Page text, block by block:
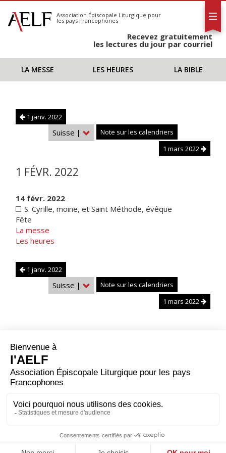
S'abonner
Calendrier
Association Épiscopale Liturgique pour
les pays Francophones
Recevez gratuitement
les lectures du jour par courriel
LA MESSE LES HEURES LA BIBLE
1 janv. 2022
Suisse |
Note sur les calendriers
1 mars 2022
1 FÉVR. 2022
14 févr. 2022
S. Cyrille, moine, et Saint Méthode, évêque
Fête
La messe
Les heures
1 janv. 2022
Suisse |
Note sur les calendriers
1 mars 2022